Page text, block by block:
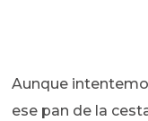
Aunque
ese pan de la